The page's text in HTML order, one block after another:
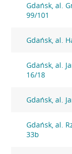
Gdańsk, al.
99/101
Gdańsk, al.
Gdańsk, al.
16/18
Gdańsk, al.
Gdańsk, al.
33b